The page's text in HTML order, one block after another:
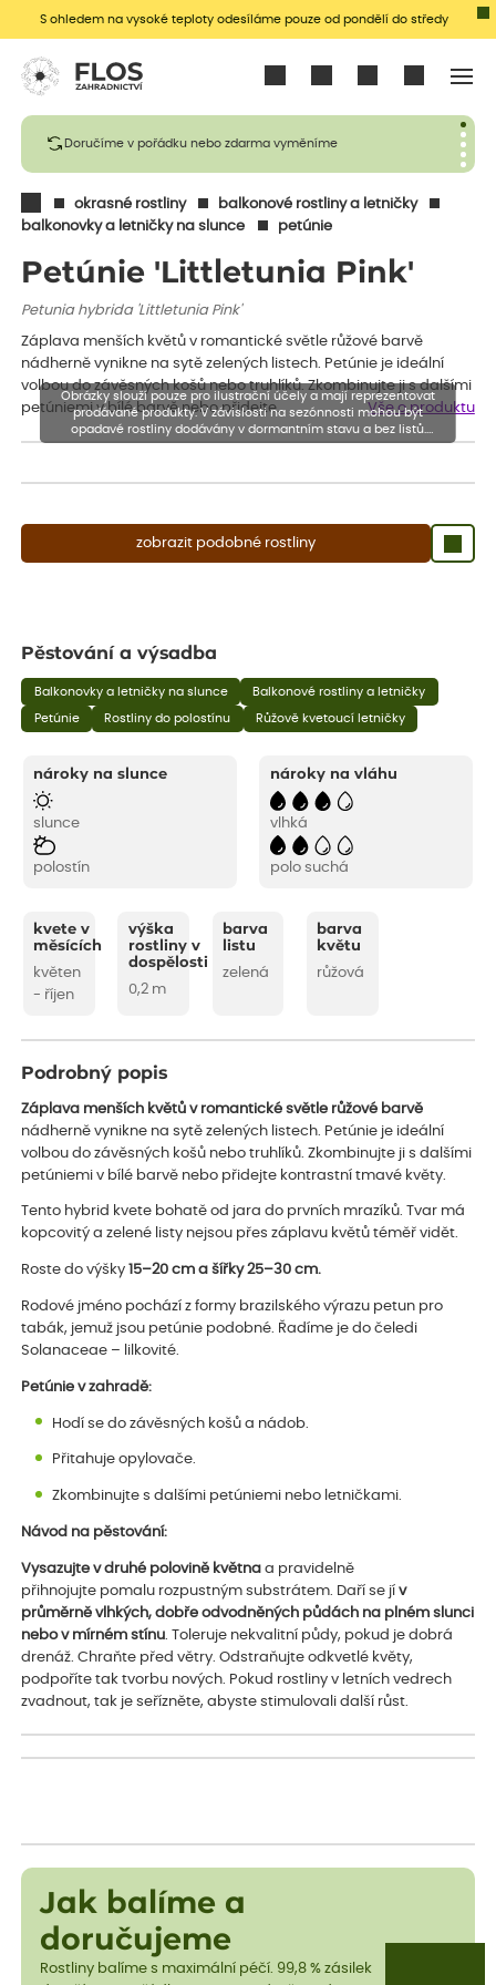
S ohledem na vysoké teploty odesíláme pouze od pondělí do středy
Doručíme v pořádku nebo zdarma vyměníme
okrasné rostliny
balkonové rostliny a letničky
balkonovky a letničky na slunce
petúnie
Petúnie 'Littletunia Pink'
Petunia hybrida 'Littletunia Pink'
Záplava menších květů v romantické světle růžové barvě
nádherně vynikne na sytě zelených listech. Petúnie je ideální
volbou do závěsných košů nebo truhlíků. Zkombinujte ji s dalšími
petúniemi v bílé barvě nebo přidejte…
Vše o produktu
zobrazit podobné rostliny
Obrázky slouží pouze pro ilustrační účely a mají reprezentovat
prodávané produkty. V závislosti na sezónnosti mohou být
opadavé rostliny dodávány v dormantním stavu a bez listů.
Rostliny mohou být také sestřiženy níže, než je uvedená výška,
Pěstování a výsadba
Balkonovky a letničky na slunce Balkonové rostliny a letničky
Petúnie Rostliny do polostínu Růžově kvetoucí letničky
nároky na slunce
slunce
polostín
nároky na vláhu
vlhká
polo suchá
kvete v
měsících
květen
- říjen
výška
rostliny v
dospělosti
0,2 m
barva
listu
zelená
barva
květu
růžová
Podrobný popis
Záplava menších květů v romantické světle růžové barvě
nádherně vynikne na sytě zelených listech. Petúnie je ideální
volbou do závěsných košů nebo truhlíků. Zkombinujte ji s dalšími
petúniemi v bílé barvě nebo přidejte kontrastní tmavé květy.
Tento hybrid kvete bohatě od jara do prvních mrazíků. Tvar má
kopcovitý a zelené listy nejsou přes záplavu květů téměř vidět.
Roste do výšky 15–20 cm a šířky 25–30 cm.
Rodové jméno pochází z formy brazilského výrazu petun pro
tabák, jemuž jsou petúnie podobné. Řadíme je do čeledi
Solanaceae – lilkovité.
Petúnie v zahradě:
Hodí se do závěsných košů a nádob.
Přitahuje opylovače.
Zkombinujte s dalšími petúniemi nebo letničkami.
Návod na pěstování:
Vysazujte v druhé polovině května a pravidelně
přihnojujte pomalu rozpustným substrátem. Daří se jív
průměrně vlhkých, dobře odvodněných půdách na plném slunci
nebo v mírném stínu. Toleruje nekvalitní půdy, pokud je dobrá
drenáž. Chraňte před větry. Odstraňujte odkvetlé květy,
podpoříte tak tvorbu nových. Pokud rostliny v letních vedrech
zvadnout, tak je seřízněte, abyste stimulovali další růst.
Jak balíme a
doručujeme
Rostliny balíme s maximální péčí. 99,8 % zásilek